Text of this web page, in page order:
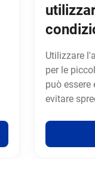
Utilizzare
per le
può essere
evitare